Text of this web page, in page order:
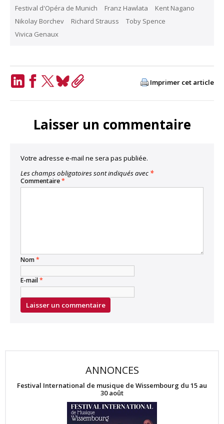
Festival d'Opéra de Munich
Franz Hawlata
Kent Nagano
Nikolay Borchev
Richard Strauss
Toby Spence
Vivica Genaux
Imprimer cet article
Laisser un commentaire
Votre adresse e-mail ne sera pas publiée.
Les champs obligatoires sont indiqués avec *
Commentaire*
Nom*
E-mail*
ANNONCES
Festival International de musique de Wissembourg du 15 au
30 août